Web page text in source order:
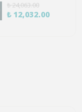
₺ 24,063.00
₺ 12,032.00